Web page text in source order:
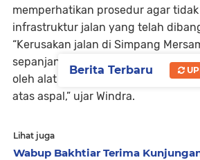
memperhatikan prosedur agar
infrastruktur jalan yang telah
“Kerusakan jalan di Simpang
sepanjang kurang lebih 30 meter.
oleh alat berat excavator yang
atas aspal,” ujar Windra.
Lihat juga
Wabup Bakhtiar Terima
Berita Terbaru